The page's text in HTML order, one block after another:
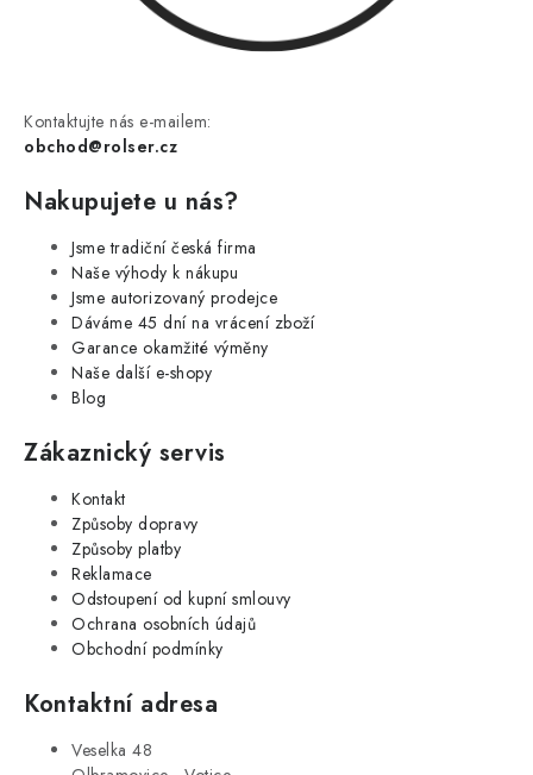
Kontaktujte nás e-mailem:
obchod@rolser.cz
Nakupujete u nás?
Jsme tradiční česká firma
Naše výhody k nákupu
Jsme autorizovaný prodejce
Dáváme 45 dní na vrácení zboží
Garance okamžité výměny
Naše další e-shopy
Blog
Zákaznický servis
Kontakt
Způsoby dopravy
Způsoby platby
Reklamace
Odstoupení od kupní smlouvy
Ochrana osobních údajů
Obchodní podmínky
Kontaktní adresa
Veselka 48